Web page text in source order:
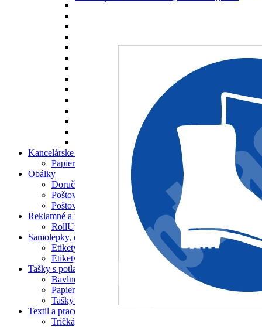
P012 Zákaz odkladania alebo skladovania
P017 Zákaz striekania vodou
P018 Zákaz používania mobilných telefónov
P030 Zákaz jedenia a pitia na tomto mieste
P031 Zákaz výstupu nepovolaným osobám
P032 Zákaz vstupu za pohyblivé rameno
P033 Zákaz siahania do plniaceho otvoru
P034 Zákaz jazdy na paletových vozíkoch
P035 Zákaz dopravy osôb na čelnom nakladači
P036 Zákaz vstupu pod zdvihnuté bremeno
Kancelárske potreby
Papier
Obálky
Doručenkové obálky
Poštové obálky
Poštové obálky s potlačou
Reklamné a firemné tabule | Prezentačné systémy
RollUp
Samolepky, etikety
Etikety na pálenku
Etikety na víno
Tašky s potlačou
Bavlnené tašky s potlačou
Papierové tašky s potlačou
Tašky na víno
Textil a pracovné odevy PAYPER
Tričká, polokošele, košele PAYPER